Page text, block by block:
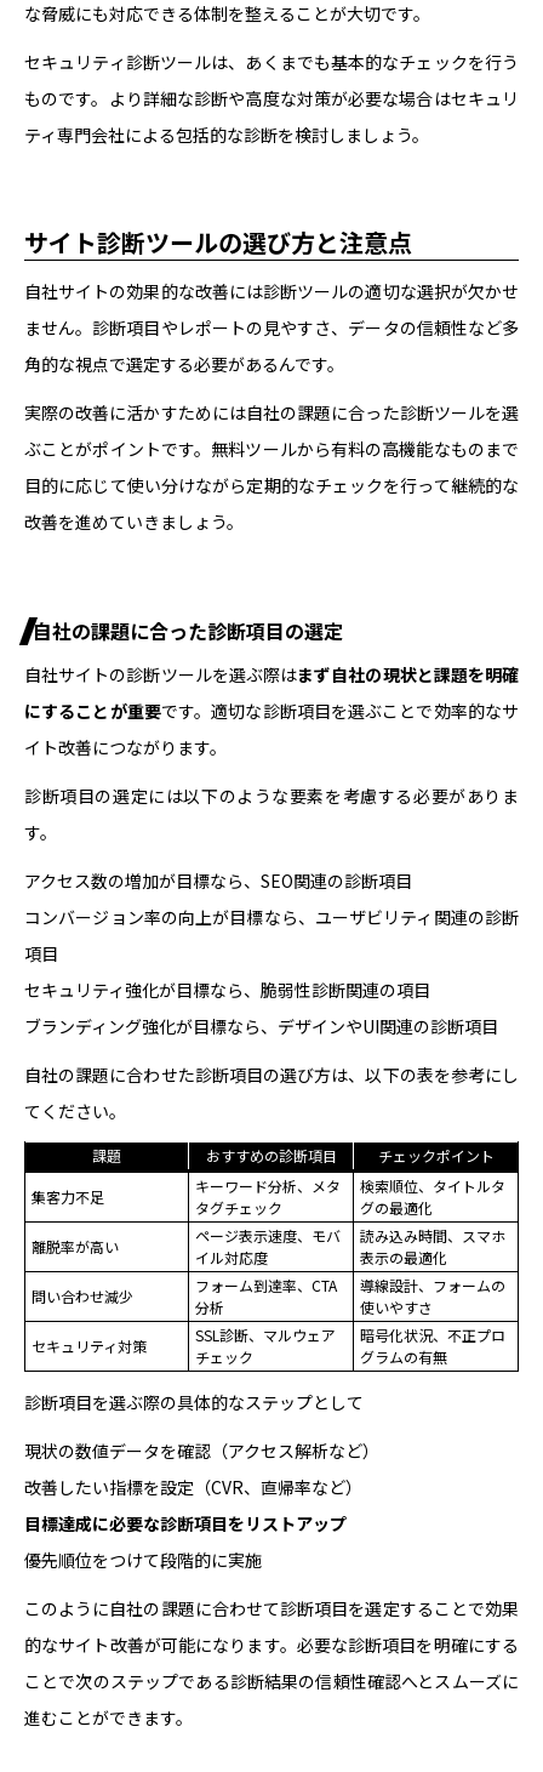
な脅威にも対応できる体制を整えることが大切です。
セキュリティ診断ツールは、あくまでも基本的なチェックを行う
ものです。より詳細な診断や高度な対策が必要な場合はセキュリ
ティ専門会社による包括的な診断を検討しましょう。
サイト診断ツールの選び方と注意点
自社サイトの効果的な改善には診断ツールの適切な選択が欠かせ
ません。診断項目やレポートの見やすさ、データの信頼性など多
角的な視点で選定する必要があるんです。
実際の改善に活かすためには自社の課題に合った診断ツールを選
ぶことがポイントです。無料ツールから有料の高機能なものまで
目的に応じて使い分けながら定期的なチェックを行って継続的な
改善を進めていきましょう。
自社の課題に合った診断項目の選定
自社サイトの診断ツールを選ぶ際はまず自社の現状と課題を明確
にすることが重要です。適切な診断項目を選ぶことで効率的なサ
イト改善につながります。
診断項目の選定には以下のような要素を考慮する必要がありま
す。
アクセス数の増加が目標なら、SEO関連の診断項目
コンバージョン率の向上が目標なら、ユーザビリティ関連の診断
項目
セキュリティ強化が目標なら、脆弱性診断関連の項目
ブランディング強化が目標なら、デザインやUI関連の診断項目
自社の課題に合わせた診断項目の選び方は、以下の表を参考にし
てください。
課題 おすすめの診断項目
チェックポイント
集客力不足
キーワード分析、メタ
タグチェック
検索順位、タイトルタ
グの最適化
離脱率が高い
ページ表示速度、モバ
イル対応度
読み込み時間、スマホ
表示の最適化
問い合わせ減少
フォーム到達率、CTA
分析
導線設計、フォームの
使いやすさ
セキュリティ対策
SSL診断、マルウェア
チェック
暗号化状況、不正プロ
グラムの有無
診断項目を選ぶ際の具体的なステップとして
現状の数値データを確認（アクセス解析など）
改善したい指標を設定（CVR、直帰率など）
目標達成に必要な診断項目をリストアップ
優先順位をつけて段階的に実施
このように自社の課題に合わせて診断項目を選定することで効果
的なサイト改善が可能になります。必要な診断項目を明確にする
ことで次のステップである診断結果の信頼性確認へとスムーズに
進むことができます。